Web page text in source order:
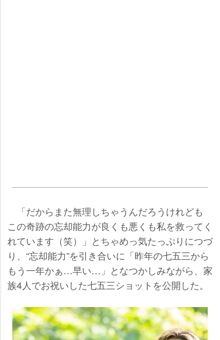
「だからまた無理しちゃうんだろうけれども
この奇跡の忘却能力が良くも悪くも私を救ってく
れています（笑）」とちゃめっ気たっぷりにつづ
り、“忘却能力”を引き合いに「昨年の七五三から
もう一年かぁ…早い…」となつかしみながら、家
族4人でお祝いした七五三ショットを公開した。